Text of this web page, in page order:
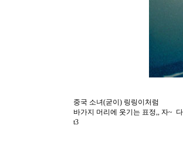
중국 소녀(굳이) 링링이처럼
바가지 머리에 웃기는 표정,, 자~
t3